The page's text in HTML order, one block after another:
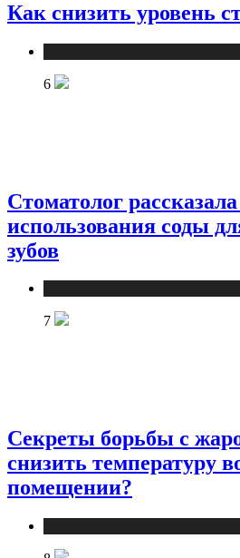
Как снизить уровень
6
Стоматолог
использования соды
зубов
7
Секреты борьбы с
снизить температуру
помещении?